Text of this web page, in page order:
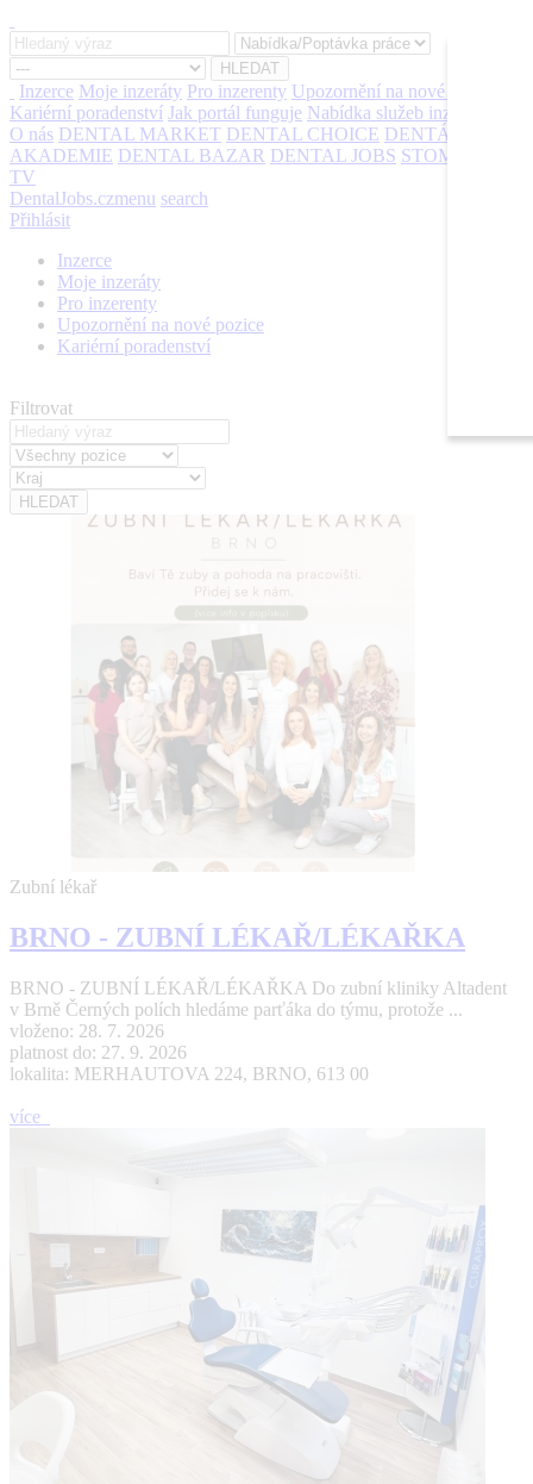
Inzerce Moje inzeráty Pro inzerenty Upozornění na nové pozice
Kariérní poradenství Jak portál funguje Nabídka služeb inzerentům
O nás DENTAL MARKET DENTAL CHOICE DENTÁLNÍ
AKADEMIE DENTAL BAZAR DENTAL JOBS STOMATEAM
TV
DentalJobs.czmenu search
Přihlásit
Inzerce
Moje inzeráty
Pro inzerenty
Upozornění na nové pozice
Kariérní poradenství
Filtrovat
Zubní lékař
BRNO - ZUBNÍ LÉKAŘ/LÉKAŘKA
BRNO - ZUBNÍ LÉKAŘ/LÉKAŘKA Do zubní kliniky Altadent
v Brně Černých polích hledáme parťáka do týmu, protože ...
vloženo: 28. 7. 2026
platnost do: 27. 9. 2026
lokalita: MERHAUTOVA 224, BRNO, 613 00
více